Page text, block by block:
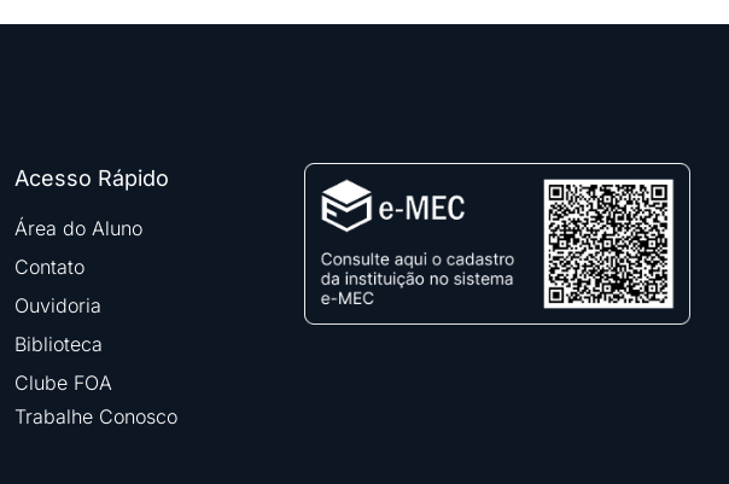
Acesso Rápido
Área do Aluno
Contato
Ouvidoria
Biblioteca
Clube FOA
Trabalhe Conosco